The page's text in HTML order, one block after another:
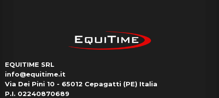
EQUITIME SRL
info@equitime.it
Via Dei Pini 10 - 65012 Cepagatti (PE) Italia
P.I. 02240870689